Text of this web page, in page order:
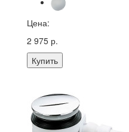
Цена:
2 975 р.
Купить